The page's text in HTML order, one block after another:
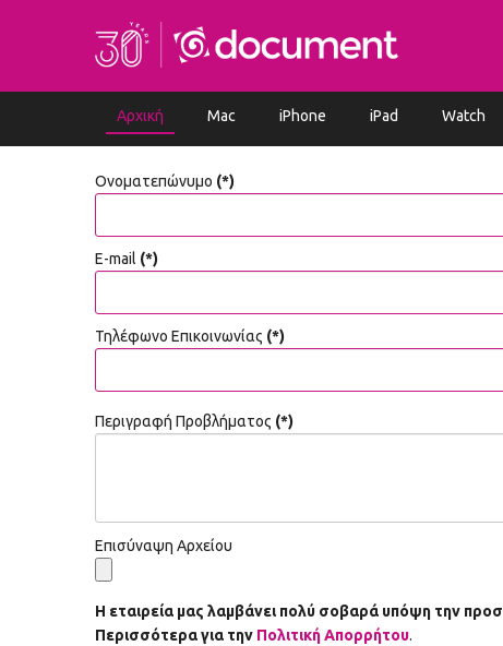
Αρχική Mac iPhone iPad Watch
Ονοματεπώνυμο (*)
E-mail (*)
Τηλέφωνο Επικοινωνίας (*)
Περιγραφή Προβλήματος (*)
Επισύναψη Αρχείου
Η εταιρεία μας λαμβάνει πολύ σοβαρά υπόψη την
Περισσότερα για την Πολιτική Απορρήτου.